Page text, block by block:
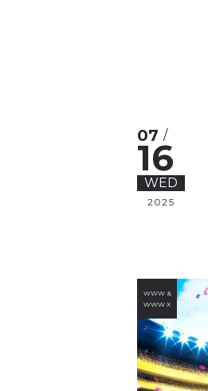
07/
16
WED
2025
WWW &
WWW X